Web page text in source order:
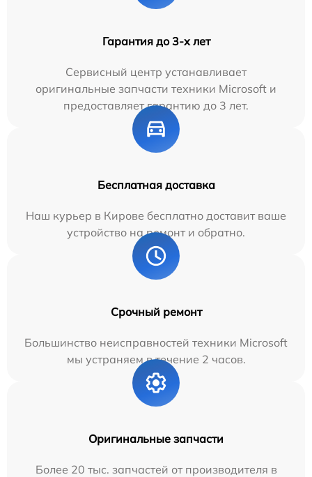
Гарантия до 3-х лет
Сервисный центр устанавливает
оригинальные запчасти техники Microsoft и
предоставляет гарантию до 3 лет.
Бесплатная доставка
Наш курьер в Кирове бесплатно доставит ваше
устройство на ремонт и обратно.
Срочный ремонт
Большинство неисправностей техники Microsoft
мы устраняем в течение 2 часов.
Оригинальные запчасти
Более 20 тыс. запчастей от производителя в